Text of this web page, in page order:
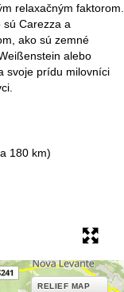
relaxačným faktorom.
Carezza a
ako sú zemné
alebo
svoje prídu milovníci
180 km)
RELIEF MAP